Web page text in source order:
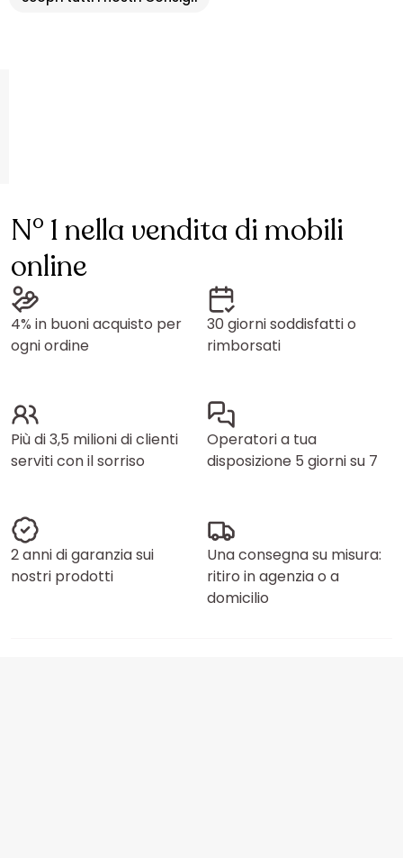
N° 1 nella vendita di mobili
online
4% in buoni acquisto per
ogni ordine
30 giorni soddisfatti o
rimborsati
Più di 3,5 milioni di clienti
serviti con il sorriso
Operatori a tua
disposizione 5 giorni su 7
2 anni di garanzia sui
nostri prodotti
Una consegna su misura:
ritiro in agenzia o a
domicilio